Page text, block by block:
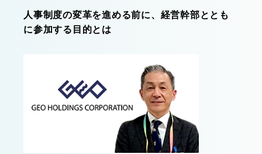
人事制度の変革を進める前に、経営幹部ととも
に参加する目的とは